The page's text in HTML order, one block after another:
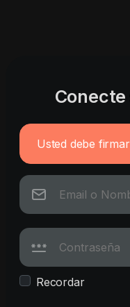
Usted debe
Recordar